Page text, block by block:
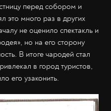
перед собором и
это много раз в других
не оценило спектакль и
но на его сторону
В итоге чародей стал
в город туристов,
его узаконить.